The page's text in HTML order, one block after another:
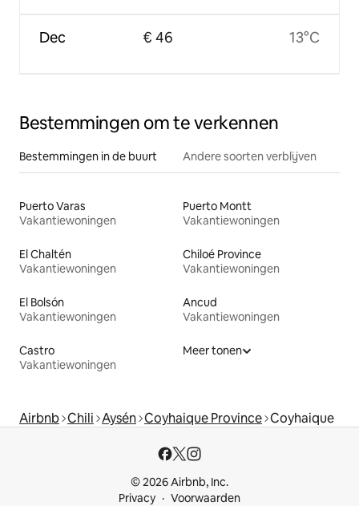
Dec € 46 13°C
Bestemmingen om te verkennen
Bestemmingen in de buurt Andere soorten verblijven
Puerto Varas
Vakantiewoningen
Puerto Montt
Vakantiewoningen
El Chaltén
Vakantiewoningen
Chiloé Province
Vakantiewoningen
El Bolsón
Vakantiewoningen
Ancud
Vakantiewoningen
Castro
Vakantiewoningen
Meer tonen
Airbnb Chili Aysén Coyhaique Province Coyhaique
© 2026 Airbnb, Inc.
Privacy
Voorwaarden